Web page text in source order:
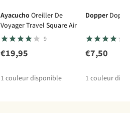
Ayacucho Oreiller De
Voyager Travel Square Air
9
€19,95
1 couleur disponible
Dopper
€7,50
1 couleur